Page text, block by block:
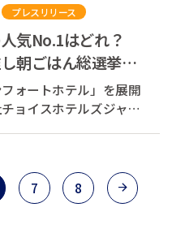
ョイスホテルズジャパ
都中央区、代表取締役
、以下チョイスホテル
プレスリリース
気No.1はどれ？
し朝ごはん総選挙」
開催 -石狩鍋やゴ
ル...
ォートホテル」を展開
ョイスホテルズジャパ
推し朝ごはん総選挙キ
開催しています。 本キ
7 8